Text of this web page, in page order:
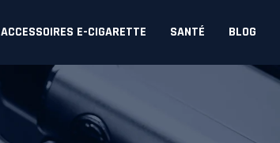
ACCESSOIRES E-CIGARETTE SANTÉ BLOG